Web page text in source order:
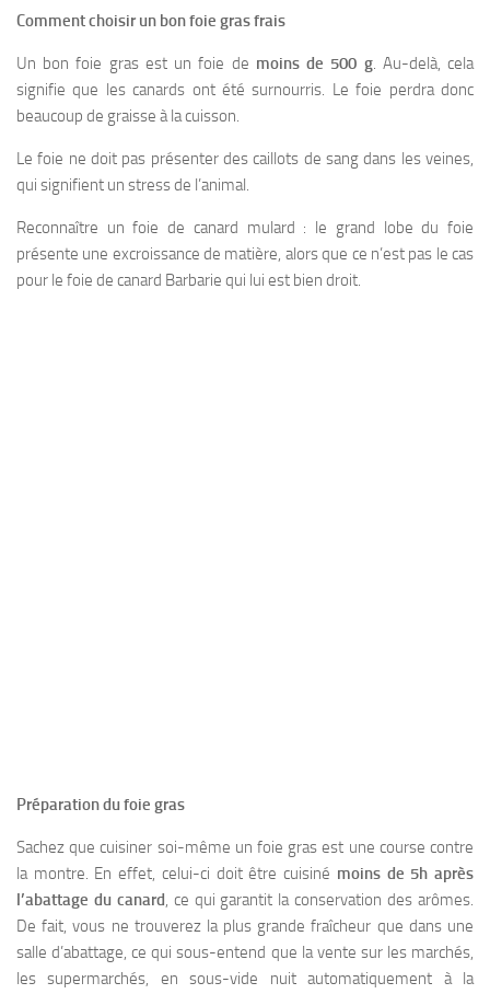
Comment choisir un bon foie gras frais
Un bon foie gras est un foie de moins de 500 g. Au-delà, cela
signifie que les canards ont été surnourris. Le foie perdra donc
beaucoup de graisse à la cuisson.
Le foie ne doit pas présenter des caillots de sang dans les veines,
qui signifient un stress de l’animal.
Reconnaître un foie de canard mulard : le grand lobe du foie
présente une excroissance de matière, alors que ce n’est pas le cas
pour le foie de canard Barbarie qui lui est bien droit.
Préparation du foie gras
Sachez que cuisiner soi-même un foie gras est une course contre
la montre. En effet, celui-ci doit être cuisiné moins de 5h après
l’abattage du canard, ce qui garantit la conservation des arômes.
De fait, vous ne trouverez la plus grande fraîcheur que dans une
salle d’abattage, ce qui sous-entend que la vente sur les marchés,
les supermarchés, en sous-vide nuit automatiquement à la